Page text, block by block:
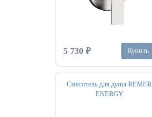
5 730 ₽ Купить
Смеситель для душа REMER
ENERGY